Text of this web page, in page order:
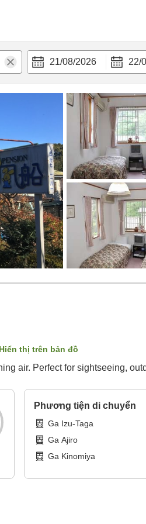
21/08/2026 22/
nghi
Hiển thị trên bản đồ
air. Perfect for sightseeing,
Phương tiện di chuyển
Ga Izu-Taga
Ga Ajiro
Ga Kinomiya